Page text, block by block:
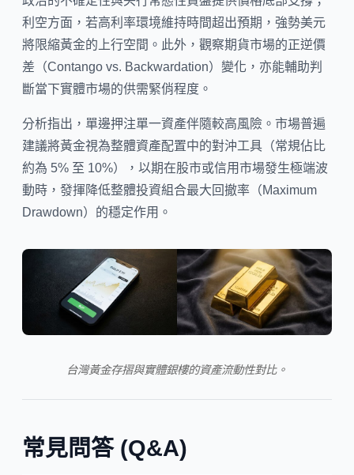
利空方面，若高利率環境維持時間超出預期，強勢美元
將限縮黃金的上行空間。此外，觀察期貨市場的正逆價
差（Contango vs. Backwardation）變化，亦能輔助判
斷當下實體市場的供需緊俏程度。
分析指出，單邊押注單一資產伴隨較高風險。市場普遍
建議將黃金視為整體資產配置中的對沖工具（常規佔比
約為 5% 至 10%），以期在股市或信用市場發生極端波
動時，發揮降低整體投資組合最大回撤率（Maximum
Drawdown）的穩定作用。
台灣黃金存摺與實體銀樓的資產流動性對比。
常見問答 (Q&A)